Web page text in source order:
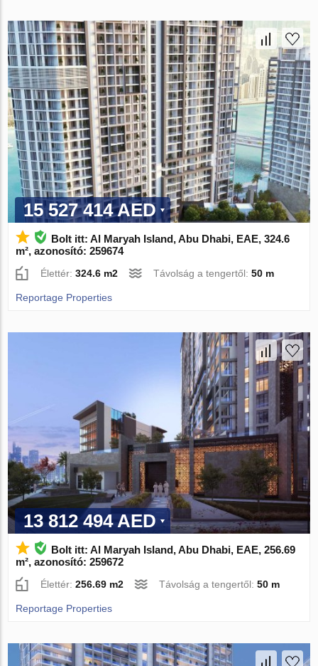
15 527 414 AED
Bolt itt: Al Maryah Island, Abu Dhabi, EAE, 324.6
m², azonosító: 259674
Élettér:324.6 m2 Távolság a tengertől:50 m
Reportage Properties
13 812 494 AED
Bolt itt: Al Maryah Island, Abu Dhabi, EAE, 256.69
m², azonosító: 259672
Élettér:256.69 m2 Távolság a tengertől:50 m
Reportage Properties